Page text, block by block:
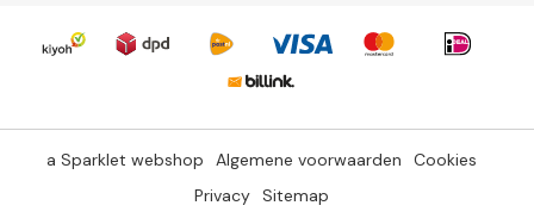
a Sparklet webshop Algemene voorwaarden
Cookies
Privacy Sitemap